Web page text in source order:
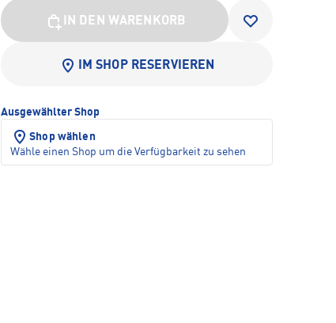
IN DEN WARENKORB
IM SHOP RESERVIEREN
Ausgewählter Shop
Shop wählen
Wähle einen Shop um die Verfügbarkeit zu sehen